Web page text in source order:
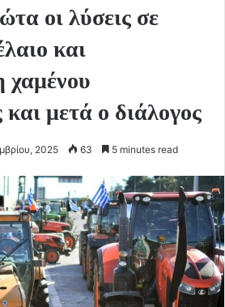
οι λύσεις σε
και
μετά ο διάλογος
2025 63 5 minutes read